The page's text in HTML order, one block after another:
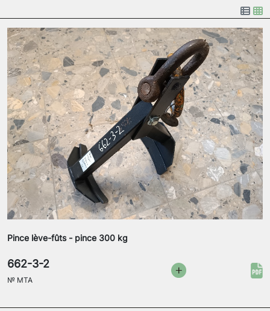
Pince lève-fûts - pince 300 kg
662-3-2
№ MTA